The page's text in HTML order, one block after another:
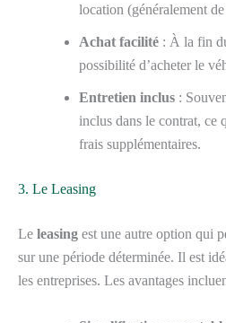
location (généralement
Achat facilité : À la fin
possibilité d’acheter le
Entretien inclus :
inclus dans le contrat, ce
frais supplémentaires.
3. Le Leasing
Le leasing est une autre option qui
sur une période déterminée. Il est
les entreprises. Les avantages